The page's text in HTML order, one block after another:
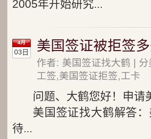
2005年开始研究...
4月
03日 美国签证被拒签
作者: 美国签证找大鹤 | 分
工签,美国签证拒签,工卡
问题、大鹤您好！申请
美国签证找大鹤解答
待...